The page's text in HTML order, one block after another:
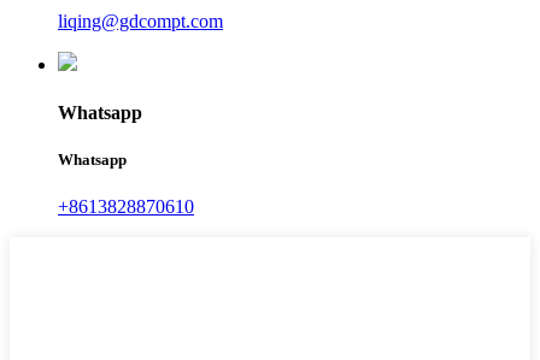
liqing@gdcompt.com
Whatsapp
Whatsapp
+8613828870610